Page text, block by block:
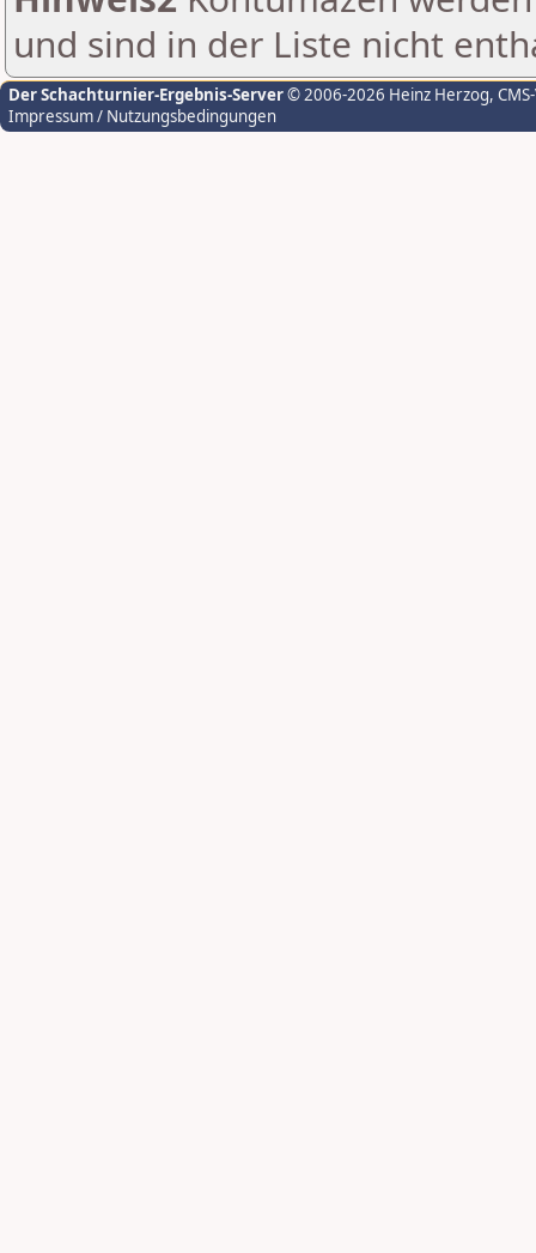
und sind in der Liste nicht
Der Schachturnier-Ergebnis-Server© 2006-2026 Heinz Herzog,
Impressum / Nutzungsbedingungen